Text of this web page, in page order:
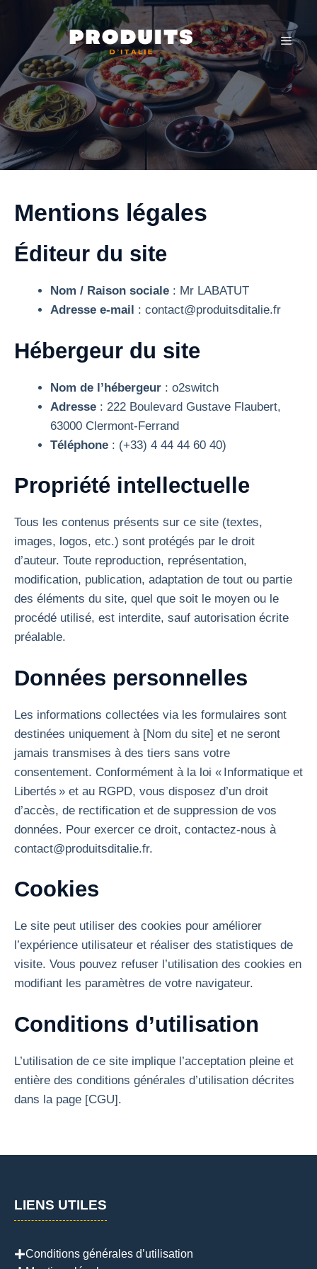
contenu
Mentions légales
Éditeur du site
Nom / Raison sociale : Mr LABATUT
Adresse e-mail : contact@produitsditalie.fr
Hébergeur du site
Nom de l’hébergeur : o2switch
Adresse : 222 Boulevard Gustave Flaubert,
63000 Clermont-Ferrand
Téléphone : (+33) 4 44 44 60 40)
Propriété intellectuelle
Tous les contenus présents sur ce site (textes,
images, logos, etc.) sont protégés par le droit
d’auteur. Toute reproduction, représentation,
modification, publication, adaptation de tout ou partie
des éléments du site, quel que soit le moyen ou le
procédé utilisé, est interdite, sauf autorisation écrite
préalable.
Données personnelles
Les informations collectées via les formulaires sont
destinées uniquement à [Nom du site] et ne seront
jamais transmises à des tiers sans votre
consentement. Conformément à la loi « Informatique et
Libertés » et au RGPD, vous disposez d’un droit
d’accès, de rectification et de suppression de vos
données. Pour exercer ce droit, contactez-nous à
contact@produitsditalie.fr.
Cookies
Le site peut utiliser des cookies pour améliorer
l’expérience utilisateur et réaliser des statistiques de
visite. Vous pouvez refuser l’utilisation des cookies en
modifiant les paramètres de votre navigateur.
Conditions d’utilisation
L’utilisation de ce site implique l’acceptation pleine et
entière des conditions générales d’utilisation décrites
dans la page [CGU].
LIENS UTILES
Conditions générales d’utilisation